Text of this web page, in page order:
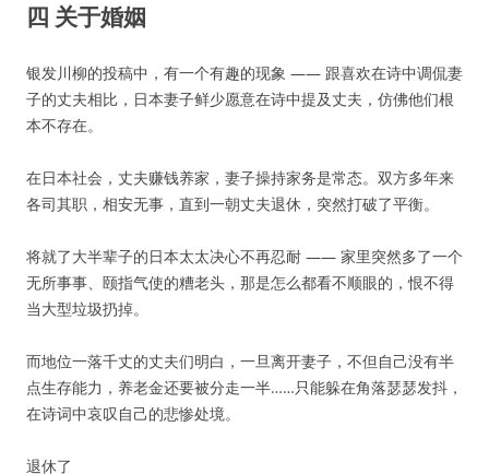
四 关于婚姻
银发川柳的投稿中，有一个有趣的现象 —— 跟喜欢在诗中调侃妻
子的丈夫相比，日本妻子鲜少愿意在诗中提及丈夫，仿佛他们根
本不存在。
在日本社会，丈夫赚钱养家，妻子操持家务是常态。双方多年来
各司其职，相安无事，直到一朝丈夫退休，突然打破了平衡。
将就了大半辈子的日本太太决心不再忍耐 —— 家里突然多了一个
无所事事、颐指气使的糟老头，那是怎么都看不顺眼的，恨不得
当大型垃圾扔掉。
而地位一落千丈的丈夫们明白，一旦离开妻子，不但自己没有半
点生存能力，养老金还要被分走一半……只能躲在角落瑟瑟发抖，
在诗词中哀叹自己的悲惨处境。
退休了